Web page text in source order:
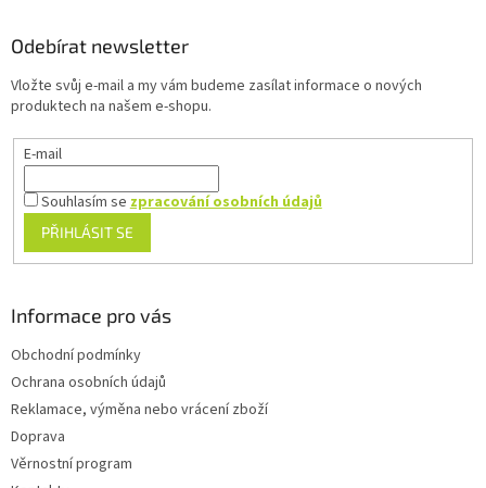
Odebírat newsletter
Vložte svůj e-mail a my vám budeme zasílat informace o nových
produktech na našem e-shopu.
E-mail
Souhlasím se zpracování osobních údajů
PŘIHLÁSIT SE
Informace pro vás
Obchodní podmínky
Ochrana osobních údajů
Reklamace, výměna nebo vrácení zboží
Doprava
Věrnostní program